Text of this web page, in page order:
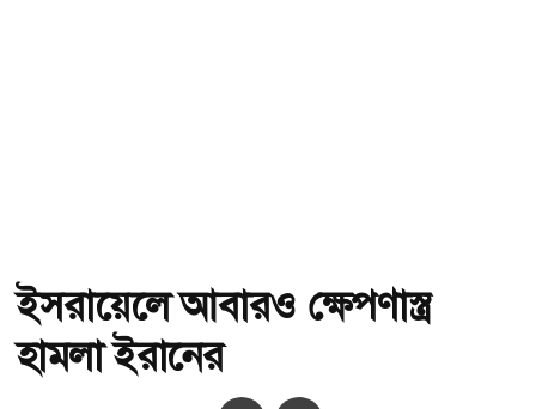
ইসরায়েলে আবারও ক্ষেপণাস্ত্র
হামলা ইরানের